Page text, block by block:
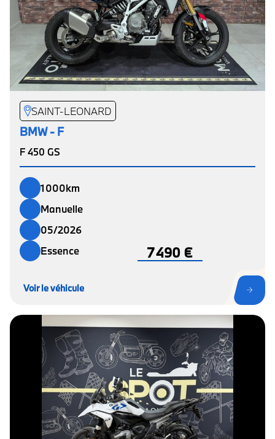
SAINT-LEONARD
BMW - F
F 450 GS
1 000km
Manuelle
05/2026
Essence
7 490 €
Voir le véhicule